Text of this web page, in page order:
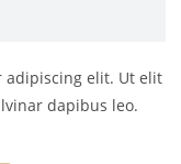
adipiscing elit. Ut elit
dapibus leo.